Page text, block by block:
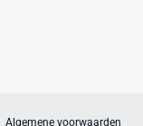
Algemene voorwaarden